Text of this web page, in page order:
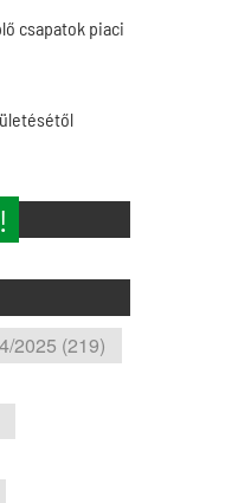
csapatok piaci
2025 (219)